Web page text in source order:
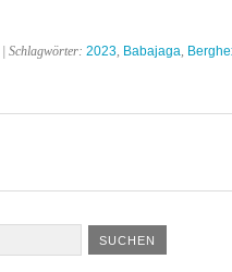
| Schlagwörter: 2023, Babajaga,